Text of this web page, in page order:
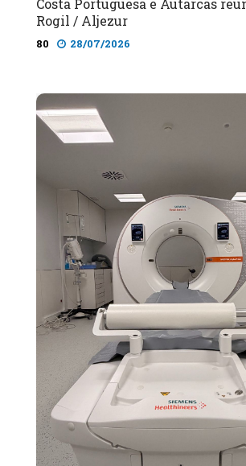
Costa Portuguesa e Autarcas
Rogil / Aljezur
80 28/07/2026